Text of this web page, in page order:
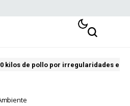
kilos de pollo por irregularidades en